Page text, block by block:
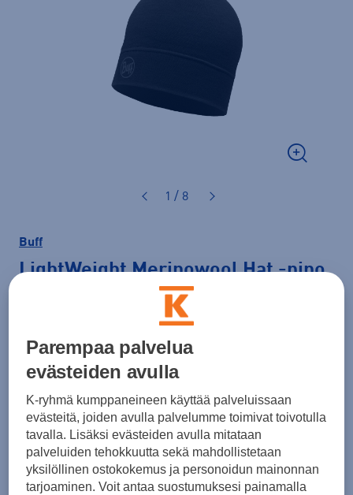
1 / 8
Buff
LightWeight Merinowool Hat -pipo
Väri Musta
Lisää ostoskoriin
Parempaa palvelua
evästeiden avulla
K-ryhmä kumppaneineen käyttää palveluissaan
evästeitä, joiden avulla palvelumme toimivat toivotulla
tavalla. Lisäksi evästeiden avulla mitataan
palveluiden tehokkuutta sekä mahdollistetaan
yksilöllinen ostokokemus ja personoidun mainonnan
tarjoaminen. Voit antaa suostumuksesi painamalla